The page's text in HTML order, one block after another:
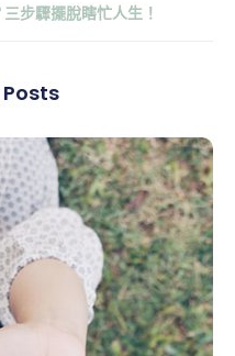
步驟擺脫瞎忙人生！